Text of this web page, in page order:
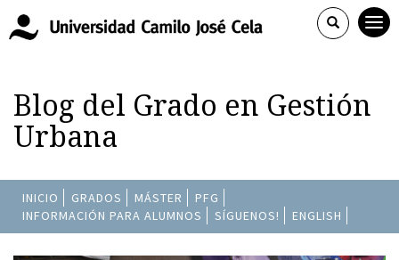
Blog del Grado en Gestión
Urbana
INICIO GRADOS MÁSTER
PFG
INFORMACIÓN PARA ALUMNOS
SÍGUENOS! ENGLISH